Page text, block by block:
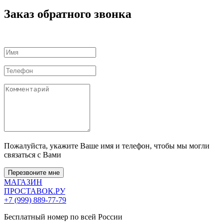
Заказ обратного звонка
Пожалуйста, укажите Ваше имя и телефон, чтобы мы могли
связаться с Вами
Перезвоните мне
МАГАЗИН
ПРОСТАВОК.РУ
+7 (999) 889-77-79
Бесплатный номер по всей России